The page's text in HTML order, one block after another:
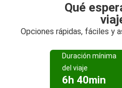
Qué
Opciones rápidas, fáciles y
Duración mínima
del viaje
6h 40min